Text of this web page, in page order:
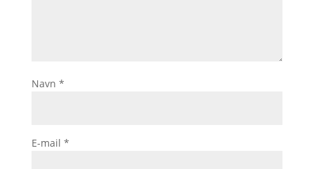
Navn *
E-mail *